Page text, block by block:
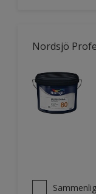
Nordsjö